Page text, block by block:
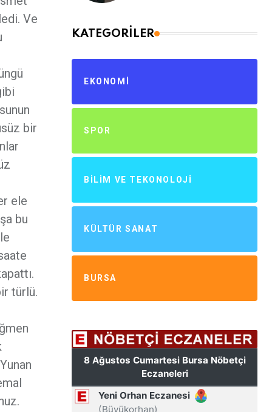
Ve
bir
ele
bu
türlü.
KATEGORILER
EKONOMI
SPOR
BILIM VE TEKONOLOJI
KÜLTÜR SANAT
BURSA